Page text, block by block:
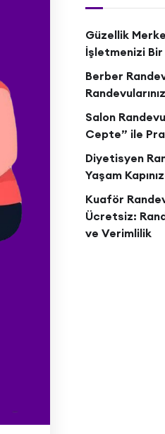
Güzellik
İşletmenizi Bir
Berber
Salon
Cepte” ile
Diyetisyen
Yaşam
Kuaför
Ücretsiz:
ve Verimlilik